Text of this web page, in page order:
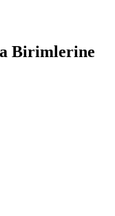
Birimlerine